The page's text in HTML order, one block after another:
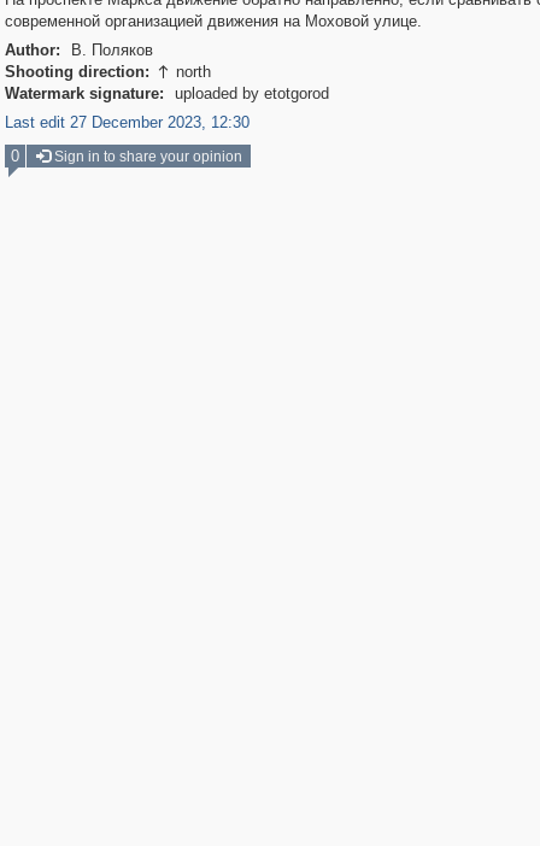
современной организацией движения на Моховой улице.
Author:
В. Поляков
Shooting direction:  north
Watermark signature:
uploaded by etotgorod
Last edit 27 December 2023, 12:30
0
Sign in to share your opinion